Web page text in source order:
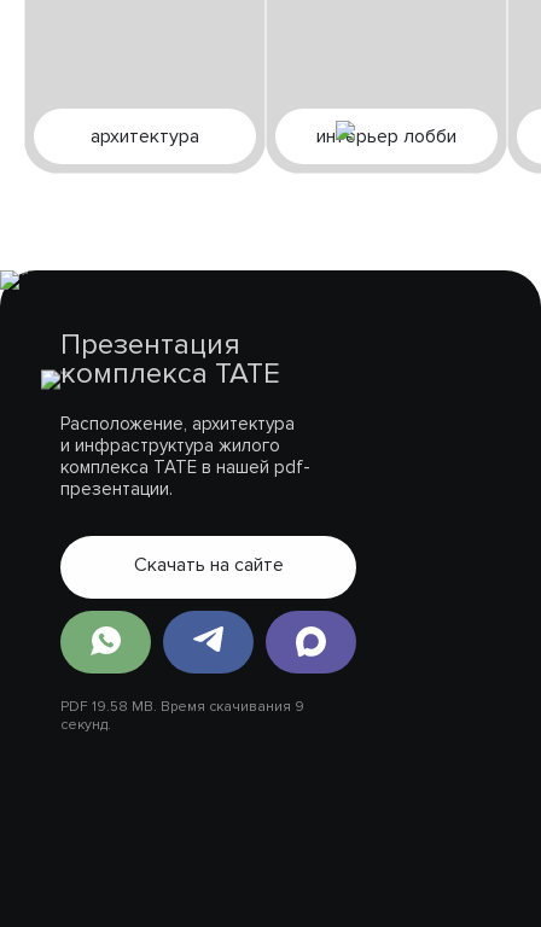
архитектура интерьер лобби
Презентация
комплекса TATE
Расположение, архитектура
и инфраструктура жилого
комплекса TATE в нашей pdf-
презентации.
Скачать на сайте
PDF 19.58 MB. Время скачивания 9
секунд.